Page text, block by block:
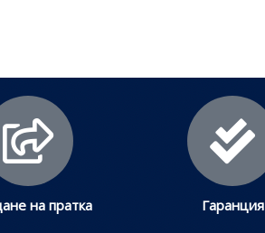
на пратка Гаранция